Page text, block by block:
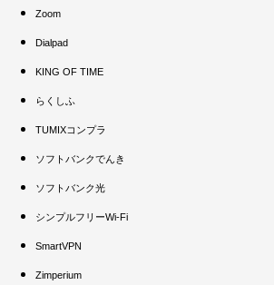
Zoom
Dialpad
KING OF TIME
らくしふ
TUMIXコンプラ
ソフトバンクでんき
ソフトバンク光
シンプルフリーWi-Fi
SmartVPN
Zimperium